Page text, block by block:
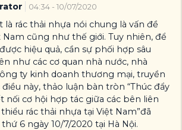
04:34 - 10/07/2020
là rác thải nhựa nói chung là vấn đề
cũng như thế giới. Tuy nhiên, để
hiệu quả, cần sự phối hợp sâu
như các cơ quan nhà nước, nhà
ty kinh doanh thương mại, truyền
này, thảo luận bàn tròn “Thúc đẩy
nối cơ hội hợp tác giữa các bên liên
rác thải nhựa tại Việt Nam”đã
6 ngày 10/7/2020 tại Hà Nội.